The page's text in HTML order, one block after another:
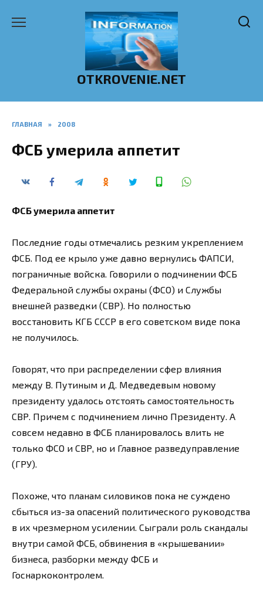
OTKROVENIE.NET
ГЛАВНАЯ » 2008
ФСБ умерила аппетит
ФСБ умерила аппетит
Последние годы отмечались резким укреплением
ФСБ. Под ее крыло уже давно вернулись ФАПСИ,
пограничные войска. Говорили о подчинении ФСБ
Федеральной службы охраны (ФСО) и Службы
внешней разведки (СВР). Но полностью
восстановить КГБ СССР в его советском виде пока
не получилось.
Говорят, что при распределении сфер влияния
между В. Путиным и Д. Медведевым новому
президенту удалось отстоять самостоятельность
СВР. Причем с подчинением лично Президенту. А
совсем недавно в ФСБ планировалось влить не
только ФСО и СВР, но и Главное разведуправление
(ГРУ).
Похоже, что планам силовиков пока не суждено
сбыться из-за опасений политического руководства
в их чрезмерном усилении. Сыграли роль скандалы
внутри самой ФСБ, обвинения в «крышевании»
бизнеса, разборки между ФСБ и
Госнаркоконтролем.